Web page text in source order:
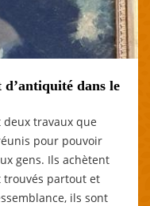
dans le
travaux que
pour pouvoir
gens. Ils achètent
partout et
ils sont